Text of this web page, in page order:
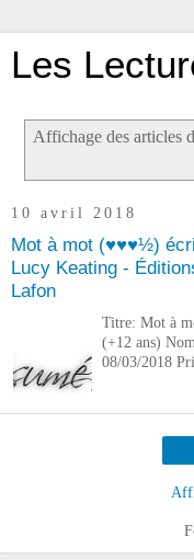
Les
Affichage des articles
10 avril 2018
Mot à mot (♥♥♥½)
Lucy Keating -
Lafon
Titre: Mot à
(+12 ans)
08/03/2018